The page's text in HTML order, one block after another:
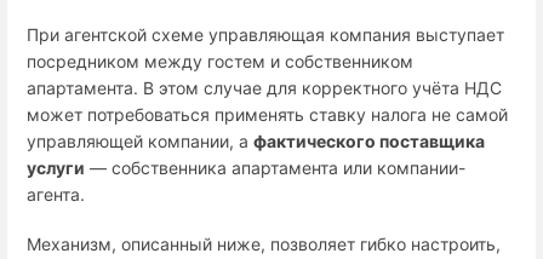
При агентской схеме управляющая компания выступает
посредником между гостем и собственником
апартамента. В этом случае для корректного учёта НДС
может потребоваться применять ставку налога не самой
управляющей компании, а фактического поставщика
услуги — собственника апартамента или компании-
агента.
Механизм, описанный ниже, позволяет гибко настроить,